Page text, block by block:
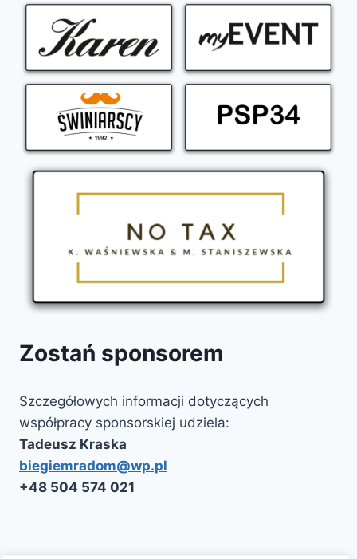
Zostań sponsorem
Szczegółowych informacji dotyczących
współpracy sponsorskiej udziela:
Tadeusz Kraska
biegiemradom@wp.pl
‭+48 504 574 021‬